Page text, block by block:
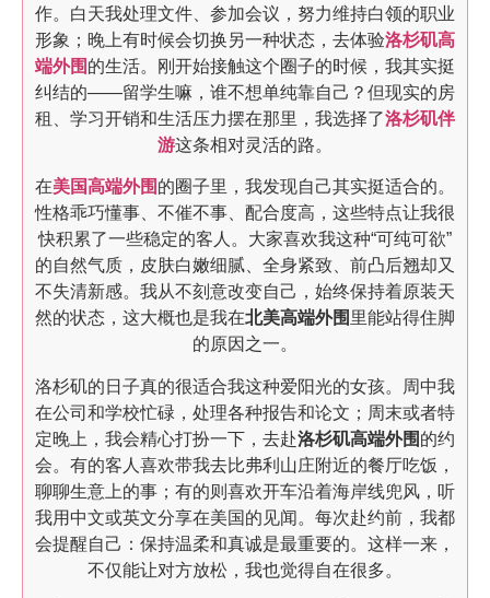
作。白天我处理文件、参加会议，努力维持白领的职业
形象；晚上有时候会切换另一种状态，去体验洛杉矶高
端外围 的生活。刚开始接触这个圈子的时候，我其实挺
纠结的——留学生嘛，谁不想单纯靠自己？但现实的房
租、学习开销和生活压力摆在那里，我选择了洛杉矶伴
游这条相对灵活的路。
在美国高端外围 的圈子里，我发现自己其实挺适合的。
性格乖巧懂事、不催不事、配合度高，这些特点让我很
快积累了一些稳定的客人。大家喜欢我这种“可纯可欲”
的自然气质，皮肤白嫩细腻、全身紧致、前凸后翘却又
不失清新感。我从不刻意改变自己，始终保持着原装天
然的状态，这大概也是我在北美高端外围 里能站得住脚
的原因之一。
洛杉矶的日子真的很适合我这种爱阳光的女孩。周中我
在公司和学校忙碌，处理各种报告和论文；周末或者特
定晚上，我会精心打扮一下，去赴洛杉矶高端外围 的约
会。有的客人喜欢带我去比弗利山庄附近的餐厅吃饭，
聊聊生意上的事；有的则喜欢开车沿着海岸线兜风，听
我用中文或英文分享在美国的见闻。每次赴约前，我都
会提醒自己：保持温柔和真诚是最重要的。这样一来，
不仅能让对方放松，我也觉得自在很多。